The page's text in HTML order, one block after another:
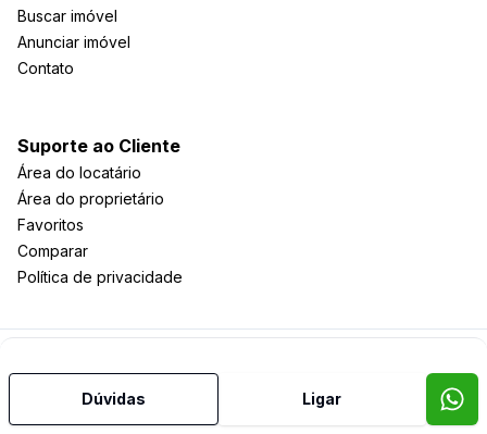
Dúvidas Ligar
Buscar imóvel
Anunciar imóvel
Contato
Suporte ao Cliente
Área do locatário
Área do proprietário
Favoritos
Comparar
Política de privacidade
Selo de Tecnologia Loft